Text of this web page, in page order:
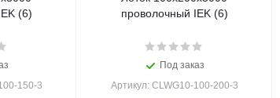
(6)
150-3
проволочный IEK (6)
Под заказ
Артикул: CLWG10-100-200-3